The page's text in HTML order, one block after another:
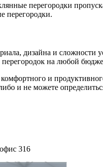
перегородки
перегородки.
дизайна и
на любой
и
и не можете
316